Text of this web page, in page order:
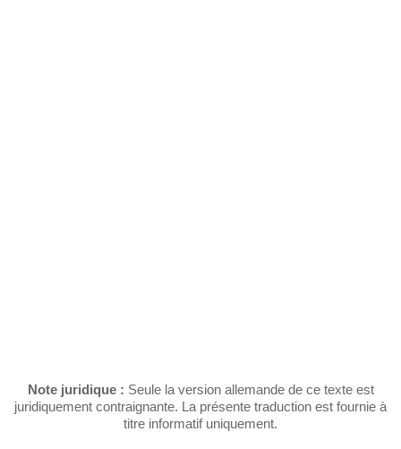
Note juridique : Seule la version allemande de ce texte est
juridiquement contraignante. La présente traduction est fournie à
titre informatif uniquement.